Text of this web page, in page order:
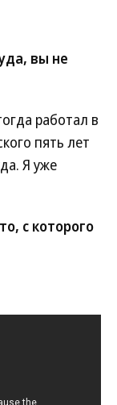
вы не
работал в
пять лет
Я уже
с которого